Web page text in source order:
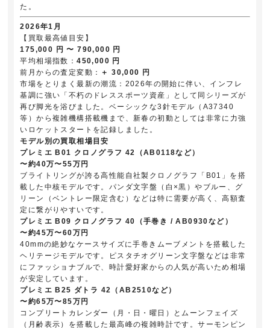
た。
2026年1月
【買取最高値目安】
175,000 円 〜 790,000 円
平均相場指数：450,000 円
前月からの査定変動：
＋ 30,000 円
市場をとりまく最新の潮流：2026年の開始に伴い、インフレ
基調に強い「不朽のドレススポーツ資産」として同シリーズが
再び脚光を浴びました。ベーシックな3針モデル（A37340
等）から複雑機構搭載機まで、新春の初動としては非常に力強
いロケットスタートを記録しました。
モデル別の買取相場目安
プレミエ B01 クロノグラフ 42（AB0118など）
〜約40万〜55万円
ブライトリングが誇る高性能自社製クロノグラフ「B01」を搭
載した中核モデルです。パンダ文字盤（白×黒）やブルー、グ
リーン（ベントレー限定含む）などは特に需要が高く、高額査
定に繋がりやすいです。
プレミエ B09 クロノグラフ 40（手巻き / AB0930など）
〜約45万〜60万円
40mmの絶妙なケースサイズに手巻きムーブメントを搭載した
ヘリテージモデルです。ピスタチオグリーン文字盤などは非常
にファッショナブルで、時計愛好家からの人気が高いため相場
が安定しています。
プレミエ B25 ダトラ 42（AB2510など）
〜約65万〜85万円
コンプリートカレンダー（月・日・曜日）とムーンフェイズ
（月齢表示）を搭載した最高峰の複雑時計です。サーモンピン